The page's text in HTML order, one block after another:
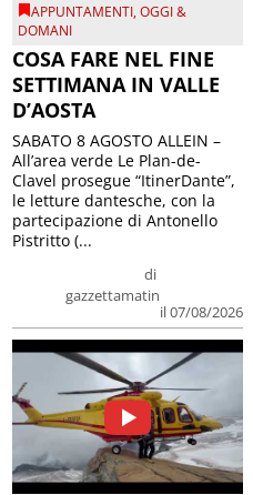
APPUNTAMENTI,OGGI &
DOMANI
COSA FARE NEL FINE
SETTIMANA IN VALLE
D’AOSTA
di
gazzettamatin
il 07/08/2026
SABATO 8 AGOSTO ALLEIN –
All’area verde Le Plan-de-
Clavel prosegue “ItinerDante”,
le letture dantesche, con la
partecipazione di Antonello
Pistritto (...